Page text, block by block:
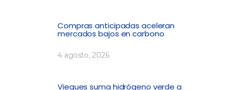
Compras anticipadas aceleran
mercados bajos en carbono
4 agosto, 2026
Vieques suma hidrógeno verde a